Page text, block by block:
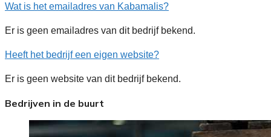
Wat is het emailadres van Kabamalis?
Er is geen emailadres van dit bedrijf bekend.
Heeft het bedrijf een eigen website?
Er is geen website van dit bedrijf bekend.
Bedrijven in de buurt